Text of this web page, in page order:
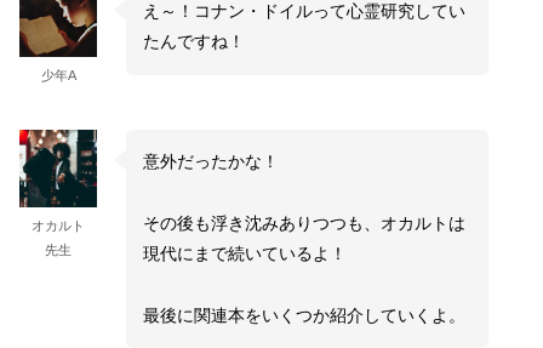
少年A
え～！コナン・ドイルって心霊研究してい
たんですね！
オカルト
先生
意外だったかな！
その後も浮き沈みありつつも、オカルトは
現代にまで続いているよ！
最後に関連本をいくつか紹介していくよ。